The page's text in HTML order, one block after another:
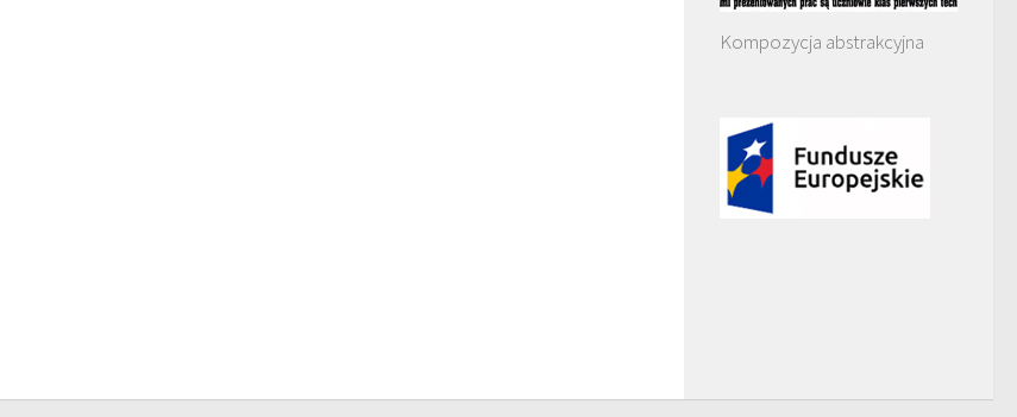
Kompozycja abstrakcyjna